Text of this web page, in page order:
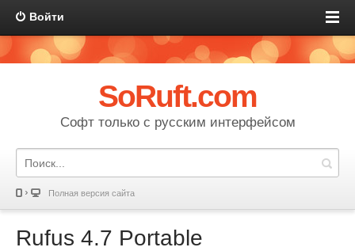
Войти
SoRuft.com
Софт только с русским интерфейсом
Полная версия сайта
Rufus 4.7 Portable